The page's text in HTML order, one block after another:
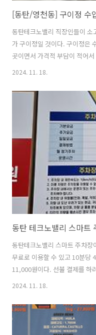
동탄테크노밸리 직장인들이
가 구이정일 것이다. 구이정은
곳이면서 가격적 부담이 적어
에 고기 먹으러 종종 간다.관련
이 맛있는 날이라고 안내 받았
맛있었다. 좋은 품질의 소고기
냉면과 된장밥 모두 아주 맛있
데 지금은 고기와 너무 잘 어울
있으니 배가 고프다. 또 가야겠다.
2024. 11. 18.
동탄 테크노밸리 스마트
동탄테크노밸리 스마트 주차
무료로 이용할 수 있고 10분당
11,000원이다. 선불 결제를 하
일일요금은 초과하면 10분당
월정기주차비용은 11만원이라
트 공공 주차장이 오픈한다.",
2024. 11. 18.